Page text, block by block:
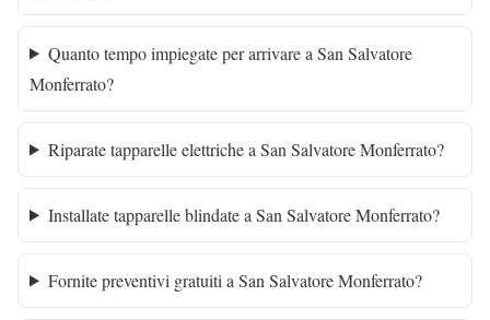
Quanto tempo impiegate per arrivare a San Salvatore
Monferrato?
Riparate tapparelle elettriche a San Salvatore Monferrato?
Installate tapparelle blindate a San Salvatore Monferrato?
Fornite preventivi gratuiti a San Salvatore Monferrato?